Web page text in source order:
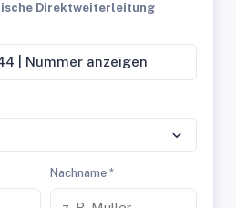
Direktweiterleitung
744 | Nummer anzeigen
Nachname *